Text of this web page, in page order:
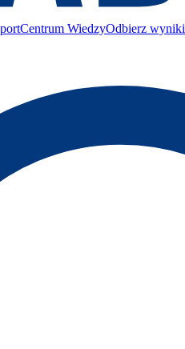
Centrum WiedzyOdbierz wyniki